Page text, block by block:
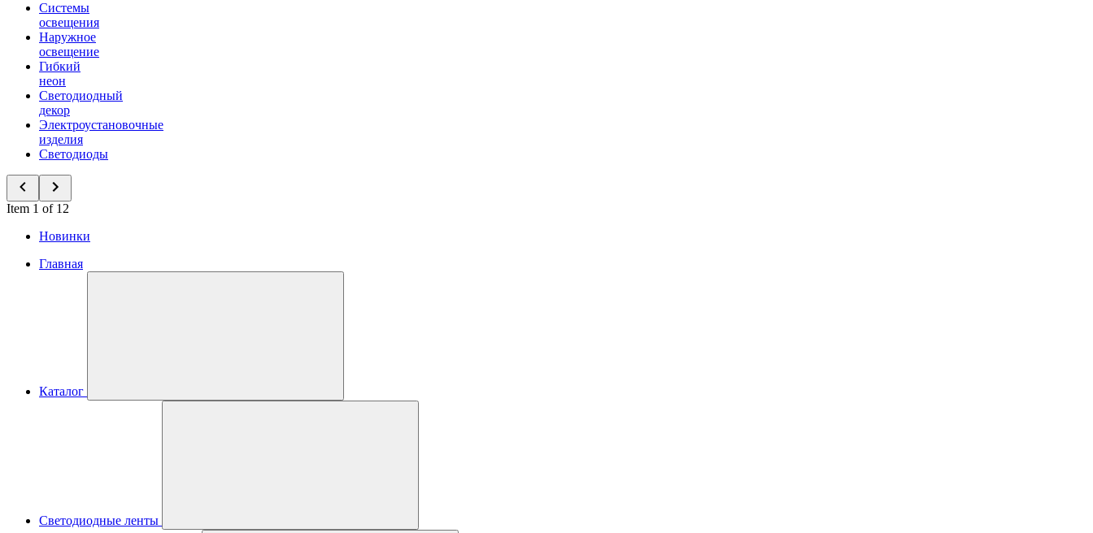
Системы
освещения
Наружное
освещение
Гибкий
неон
Светодиодный
декор
Электроустановочные
изделия
Светодиоды
Item 1 of 12
Новинки
Главная
Каталог
Светодиодные ленты